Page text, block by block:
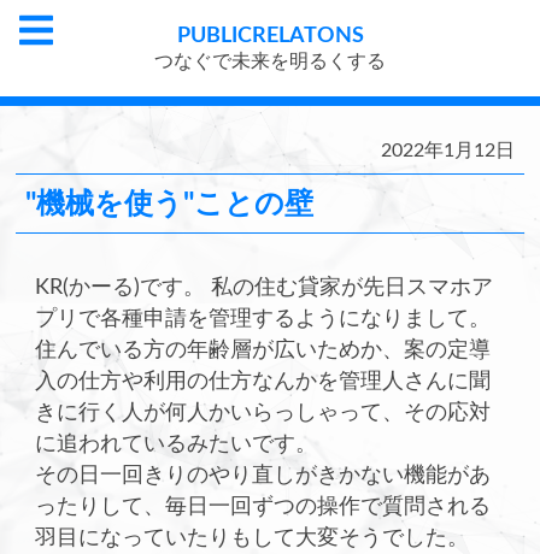
PUBLICRELATONS
つなぐで未来を明るくする
2022年1月12日
"機械を使う"ことの壁
KR(かーる)です。 私の住む貸家が先日スマホア
プリで各種申請を管理するようになりまして。
住んでいる方の年齢層が広いためか、案の定導
入の仕方や利用の仕方なんかを管理人さんに聞
きに行く人が何人かいらっしゃって、その応対
に追われているみたいです。
その日一回きりのやり直しがきかない機能があ
ったりして、毎日一回ずつの操作で質問される
羽目になっていたりもして大変そうでした。